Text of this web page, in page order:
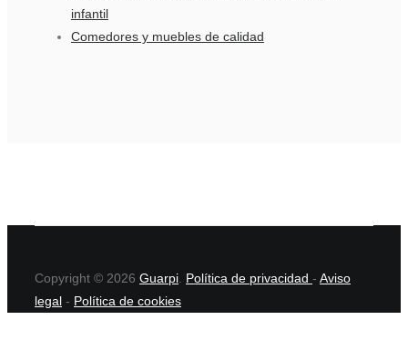
infantil
Comedores y muebles de calidad
Copyright © 2026 Guarpi Política de privacidad - Aviso
legal - Política de cookies